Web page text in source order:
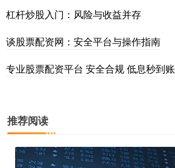
杠杆炒股入门：风险与收益并存
谈股票配资网：安全平台与操作指南
专业股票配资平台 安全合规 低息秒到账
推荐阅读